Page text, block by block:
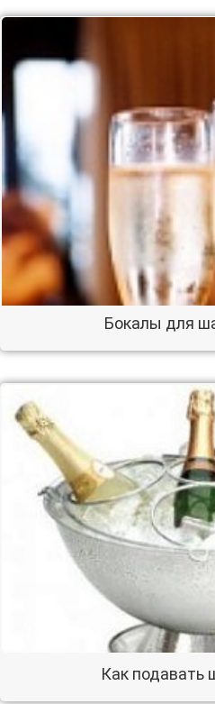
Бокалы для
Как подавать